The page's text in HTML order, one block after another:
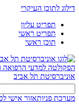
דילוג לתוכן העיקרי
תפריט עליון
תפריט ראשי
תוכן ראשי
הפקולטה למדעי הרפואה
אוניברסיטת תל אביב
מערכת פניותאזור אישי